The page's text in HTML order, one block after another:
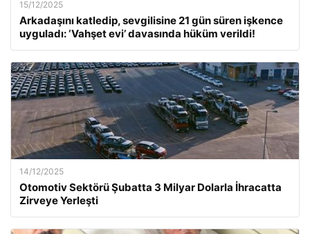
15/12/2025
Arkadaşını katledip, sevgilisine 21 gün süren işkence
uyguladı: ‘Vahşet evi’ davasında hüküm verildi!
14/12/2025
Otomotiv Sektörü Şubatta 3 Milyar Dolarla İhracatta
Zirveye Yerleşti